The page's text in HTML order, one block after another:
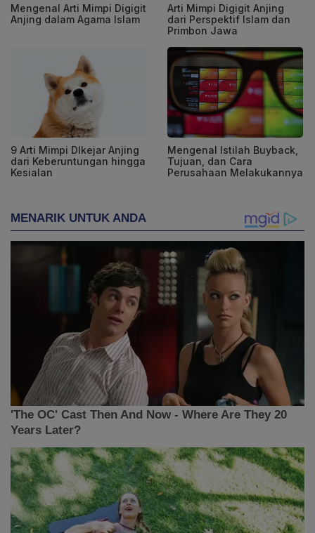
Mengenal Arti Mimpi Digigit
Anjing dalam Agama Islam
Arti Mimpi Digigit Anjing
dari Perspektif Islam dan
Primbon Jawa
9 Arti Mimpi DIkejar Anjing
dari Keberuntungan hingga
Kesialan
Mengenal Istilah Buyback,
Tujuan, dan Cara
Perusahaan Melakukannya